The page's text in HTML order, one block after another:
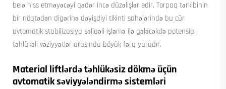
belə hiss etməyəcəyi qədər incə düzəlişlər edir. Torpaq tərkibinin
bir nöqtədən digərinə dəyişdiyi tikinti sahələrində bu cür
avtomatik stabilizasiya səliqəli işləmə ilə gələcəkdə potensial
təhlükəli vəziyyətlər arasında böyük fərq yaradır.
Material liftlərdə təhlükəsiz dökmə üçün
avtomatik səviyyələndirmə sistemləri